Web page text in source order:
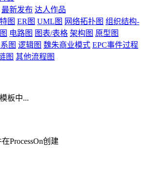
最新发布 达人作品
图 ER图 UML图 网络拓扑图 组织结构-
电路图 图表/表格 架构图 原型图
图 逻辑图 魏朱商业模式 EPC事件过程
图 其他流程图
板中...
ProcessOn创建